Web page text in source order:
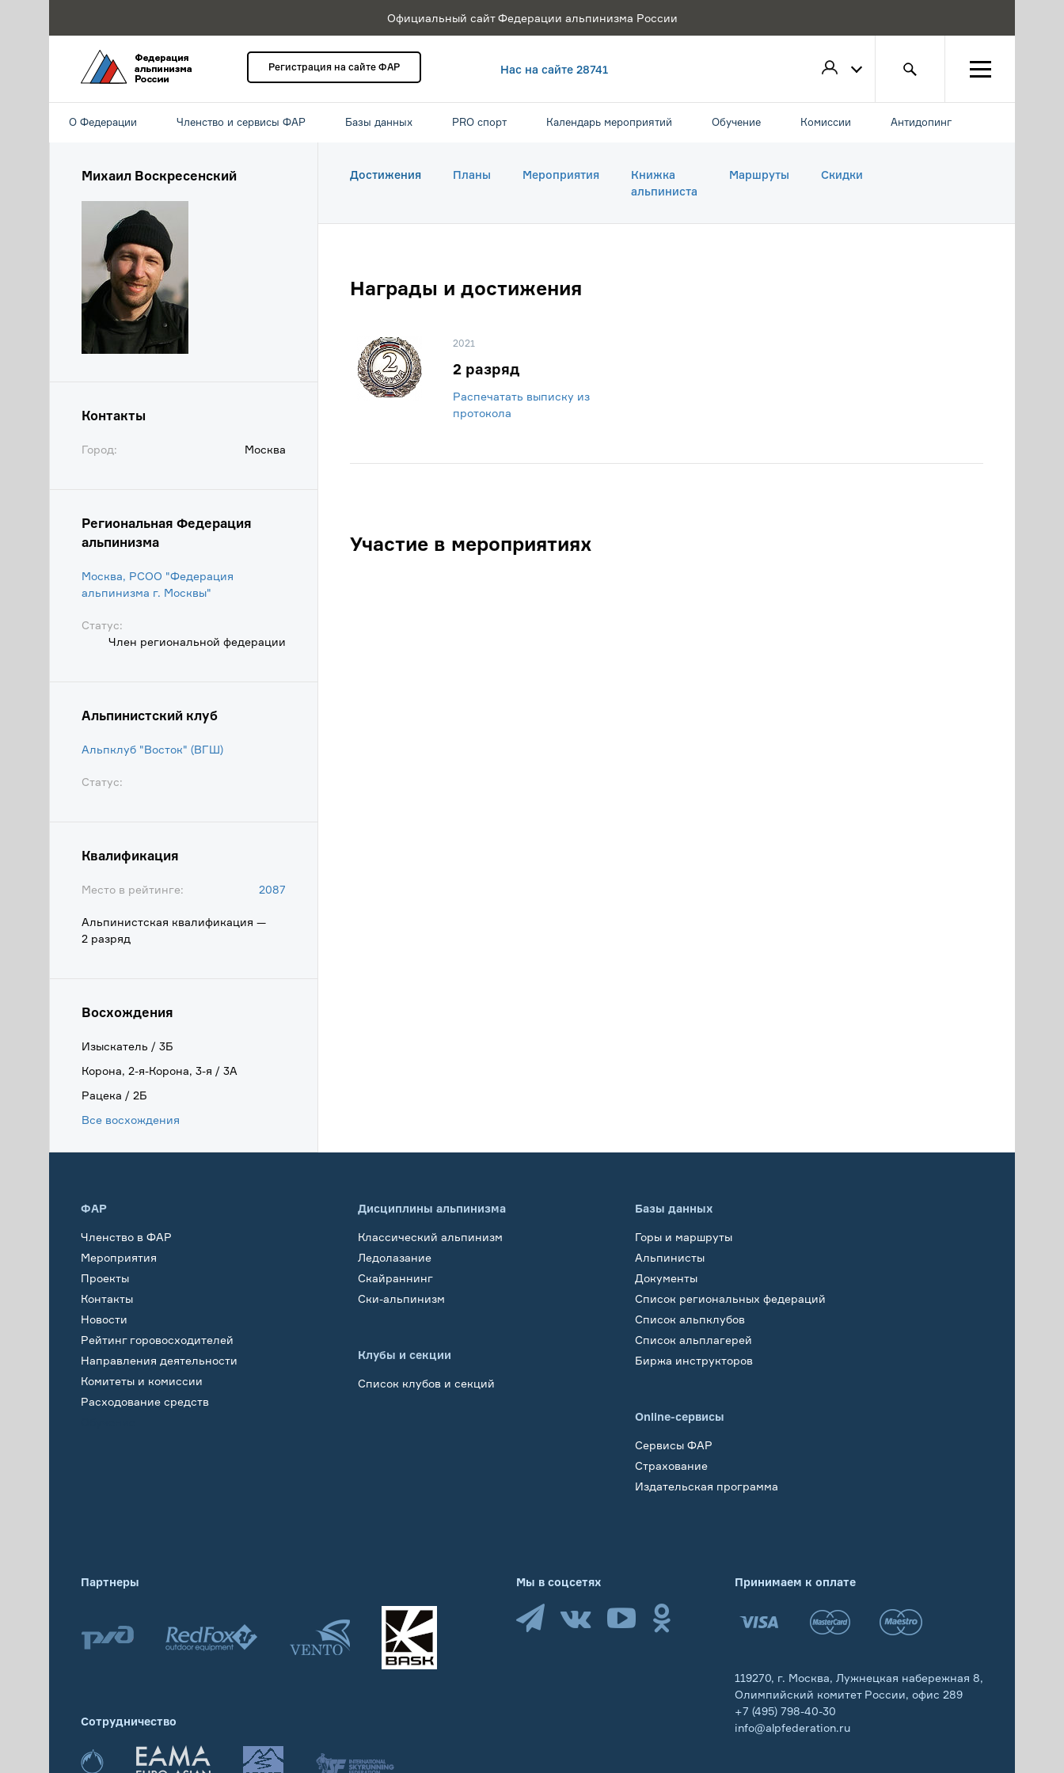
Официальный сайт Федерации альпинизма России
Регистрация на сайте ФАР Нас на сайте 28741
О Федерации Членство и сервисы ФАР Базы данных PRO спорт Календарь мероприятий Обучение Комиссии Антидопинг
Михаил Воскресенский
Контакты
Город: Москва
Региональная Федерация
альпинизма
Москва, РСОО "Федерация
альпинизма г. Москвы"
Статус:
Член региональной федерации
Альпинистский клуб
Альпклуб "Восток" (ВГШ)
Статус:
Квалификация
Место в рейтинге: 2087
Альпинистская квалификация —
2 разряд
Восхождения
Изыскатель / 3Б
Корона, 2-я-Корона, 3-я / 3А
Рацека / 2Б
Все восхождения
Достижения Планы Мероприятия
Книжка
альпиниста
Маршруты Скидки
Награды и достижения
2021
2 разряд
Распечатать выписку из
протокола
Участие в мероприятиях
ФАР
Членство в ФАР
Мероприятия
Проекты
Контакты
Новости
Рейтинг горовосходителей
Направления деятельности
Комитеты и комиссии
Расходование средств
Дисциплины альпинизма
Классический альпинизм
Ледолазание
Скайраннинг
Ски-альпинизм
Клубы и секции
Список клубов и секций
Базы данных
Горы и маршруты
Альпинисты
Документы
Список региональных федераций
Список альпклубов
Список альплагерей
Биржа инструкторов
Online-сервисы
Сервисы ФАР
Страхование
Издательская программа
Партнеры
Сотрудничество
Принимаем к оплате
119270, г. Москва, Лужнецкая набережная 8,
Олимпийский комитет России, офис 289
+7 (495) 798-40-30
info@alpfederation.ru
Мы в соцсетях